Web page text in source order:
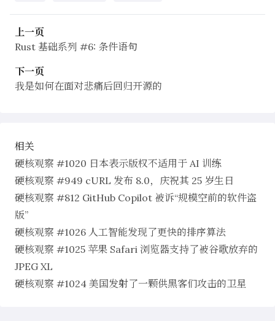
上一页
Rust 基础系列 #6: 条件语句
下一页
我是如何在面对悲痛后回归开源的
相关
硬核观察 #1020 日本表示版权不适用于 AI 训练
硬核观察 #949 cURL 发布 8.0，庆祝其 25 岁生日
硬核观察 #812 GitHub Copilot 被诉“规模空前的软件盗
版”
硬核观察 #1026 人工智能发现了更快的排序算法
硬核观察 #1025 苹果 Safari 浏览器支持了被谷歌放弃的
JPEG XL
硬核观察 #1024 美国发射了一颗供黑客们攻击的卫星